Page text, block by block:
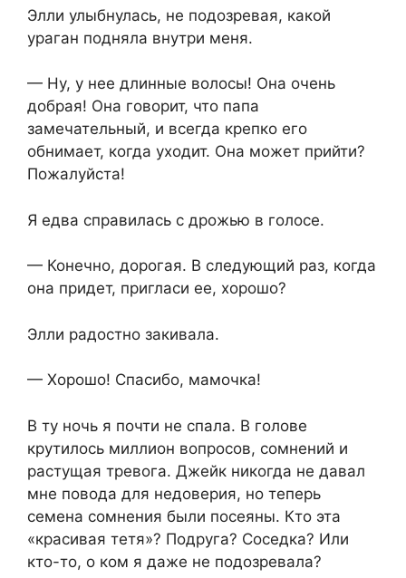
Элли улыбнулась, не подозревая, какой
ураган подняла внутри меня.
— Ну, у нее длинные волосы! Она очень
добрая! Она говорит, что папа
замечательный, и всегда крепко его
обнимает, когда уходит. Она может прийти?
Пожалуйста!
Я едва справилась с дрожью в голосе.
— Конечно, дорогая. В следующий раз, когда
она придет, пригласи ее, хорошо?
Элли радостно закивала.
— Хорошо! Спасибо, мамочка!
В ту ночь я почти не спала. В голове
крутилось миллион вопросов, сомнений и
растущая тревога. Джейк никогда не давал
мне повода для недоверия, но теперь
семена сомнения были посеяны. Кто эта
«красивая тетя»? Подруга? Соседка? Или
кто-то, о ком я даже не подозревала?